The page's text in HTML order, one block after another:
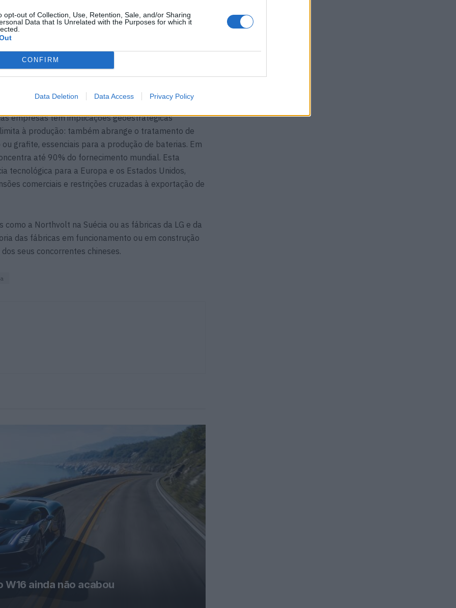
opt-out of Collection, Use, Retention, Sale, and/or Sharing
Data that Is Unrelated with the Purposes for which it
CONFIRM
Data Deletion Data Access Privacy Policy
um pouco diferente, mas igualmente eficaz.
próprios veículos elétricos, o que lhe permite
as matérias-primas até à venda final. A sua
células LFP (lítio-
embora com menor densidade energética do
cobalto).
empresas tem implicações geoestratégicas
à produção: também abrange o tratamento de
grafite, essenciais para a produção de baterias. Em
até 90% do fornecimento mundial. Esta
tecnológica para a Europa e os Estados Unidos,
comerciais e restrições cruzadas à exportação de
como a Northvolt na Suécia ou as fábricas da LG e da
das fábricas em funcionamento ou em construção
seus concorrentes chineses.
ainda não acabou